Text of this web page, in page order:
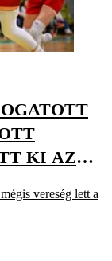
KI AZ
vereség lett a